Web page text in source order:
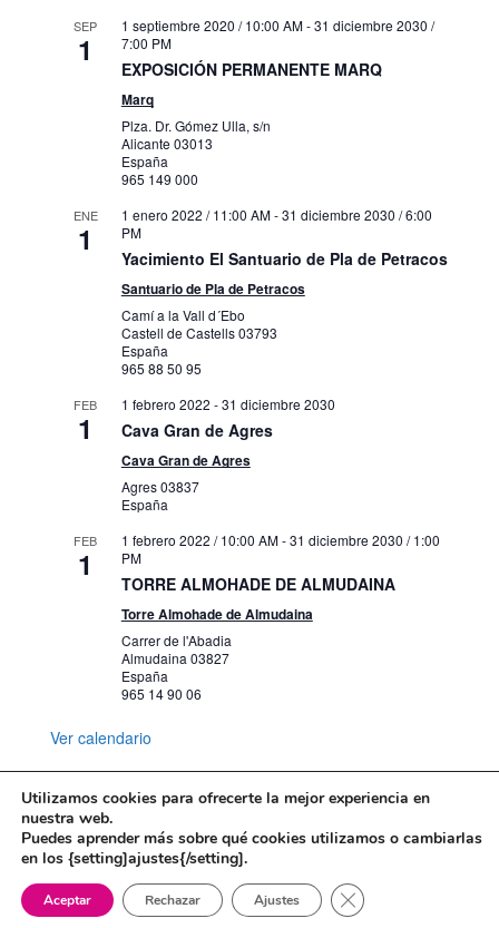
SEP
1
1 septiembre 2020 / 10:00 AM-31 diciembre 2030 /
7:00 PM
EXPOSICIÓN PERMANENTE MARQ
Marq
Plza. Dr. Gómez Ulla, s/n
Alicante 03013
España
965 149 000
ENE
1
1 enero 2022 / 11:00 AM-31 diciembre 2030 / 6:00
PM
Yacimiento El Santuario de Pla de Petracos
Santuario de Pla de Petracos
Camí a la Vall d´Ebo
Castell de Castells03793
España
965 88 50 95
FEB
1
1 febrero 2022 -31 diciembre 2030
Cava Gran de Agres
Cava Gran de Agres
Agres03837
España
FEB
1
1 febrero 2022 / 10:00 AM-31 diciembre 2030 / 1:00
PM
TORRE ALMOHADE DE ALMUDAINA
Torre Almohade de Almudaina
Carrer de l'Abadia
Almudaina 03827
España
965 14 90 06
Ver calendario
Mapa web
Política de Privacidad
Politica de cookies
Utilizamos cookies para ofrecerte la mejor experiencia en
nuestra web.
Puedes aprender más sobre qué cookies utilizamos o cambiarlas
en los {setting]ajustes{/setting].
Aceptar Rechazar Ajustes Cerrar el banner de